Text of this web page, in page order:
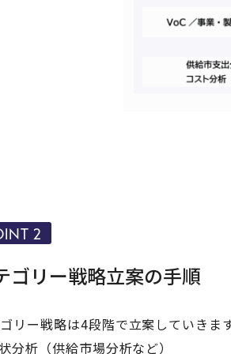
ゴリー戦略立案の手順
2
リー戦略は4段階で立案していきま
分析（供給市場分析など）